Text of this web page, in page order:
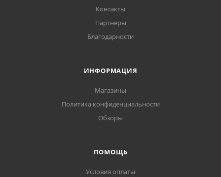
Контакты
Партнеры
Благодарности
ИНФОРМАЦИЯ
Магазины
Политика конфиденциальности
Обзоры
ПОМОЩЬ
Условия оплаты